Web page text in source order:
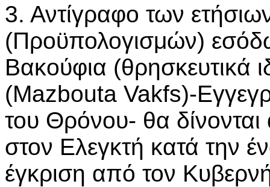
3. Αντίγραφο των
(Προϋπολογισμών)
Βακούφια (θρησκευτικά
(Mazbouta Vakfs)-
του Θρόνου- θα
στον Ελεγκτή κατά την
έγκριση από τον